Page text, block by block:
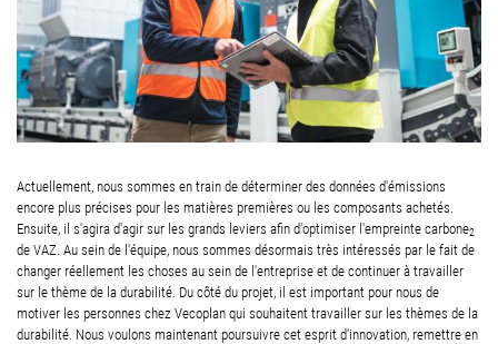
Actuellement, nous sommes en train de déterminer des données d'émissions
encore plus précises pour les matières premières ou les composants achetés.
Ensuite, il s'agira d'agir sur les grands leviers afin d'optimiser l'empreinte carbone2
de VAZ. Au sein de l'équipe, nous sommes désormais très intéressés par le fait de
changer réellement les choses au sein de l'entreprise et de continuer à travailler
sur le thème de la durabilité. Du côté du projet, il est important pour nous de
motiver les personnes chez Vecoplan qui souhaitent travailler sur les thèmes de la
durabilité. Nous voulons maintenant poursuivre cet esprit d'innovation, remettre en